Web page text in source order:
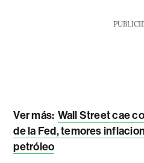
Ver más: Wall Street cae
de la Fed, temores
petróleo